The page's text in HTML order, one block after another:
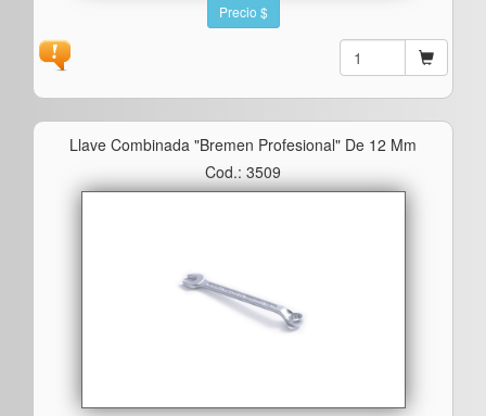
Precio $
Llave Combinada "bremen Profesional" De 12 Mm
Cod.: 3509